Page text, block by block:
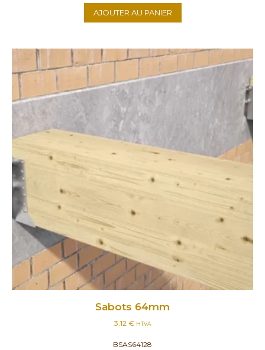
AJOUTER AU PANIER
Sabots 64mm
3,12 € HTVA
BSAS64128